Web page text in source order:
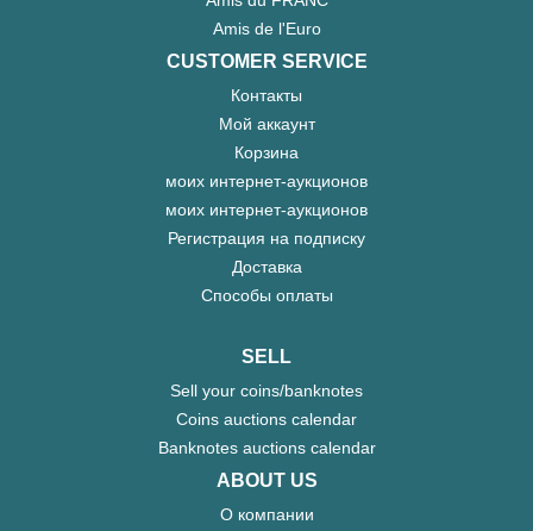
Amis de l'Euro
CUSTOMER SERVICE
Контакты
Мой аккаунт
Корзина
моих интернет-аукционов
моих интернет-аукционов
Регистрация на подписку
Доставка
Способы оплаты
SELL
Sell your coins/banknotes
Coins auctions calendar
Banknotes auctions calendar
ABOUT US
О компании